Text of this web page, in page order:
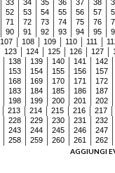
33 34 35 36 37 38
52 53 54 55 56 57
71 72 73 74 75 76
90 91 92 93 94 95
107 108 109 110 111
123 124 125 126 127
138 139 140 141
142
153 154 155 156
157
168 169 170 171
172
183 184 185 186
187
198 199 200 201
202
213 214 215 216
217
228 229 230 231
232
243 244 245 246
247
258 259 260 261
262
AGGIUNGI